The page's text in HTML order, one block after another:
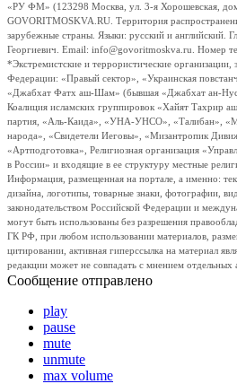
«РУ ФМ» (123298 Москва, ул. 3-я Хорошевская,
GOVORITMOSKVA.RU. Территория
зарубежные страны. Языки: русский и английский.
Георгиевич. Email: info@govoritmoskva.ru. Номер
*Экстремистские и террористические организации,
Федерации: «Правый сектор», «Украинская
«Джабхат Фатх аш-Шам» (бывшая «Джабхат ан-
Коалиция исламских группировок «Хайят Тахрир
партия, «Аль-Каида», «УНА-УНСО», «Талибан»,
народа», «Свидетели Иеговы», «Мизантропик
«Артподготовка», Религиозная организация
в России» и входящие в ее структуру местные
Информация, размещенная на портале, а именно:
дизайна, логотипы, товарные знаки, фотографии,
законодательством Российской Федерации и
могут быть использованы без разрешения
ГК РФ, при любом использовании материалов,
цитировании, активная гиперссылка на материал
редакции может не совпадать с мнением отдельных
Сообщение отправлено
play
pause
mute
unmute
max volume